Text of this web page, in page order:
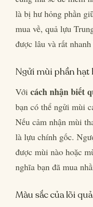
là bị hư hỏng phần
mua về, quả lựu
được lâu và rất nhanh
Ngửi mùi phần hạt
Với cách nhận biết
bạn có thể ngửi mùi
Nếu cảm nhận mùi
là lựu chính gốc.
được mùi nào hoặc
nghĩa bạn đã mua
Màu sắc của lõi quả